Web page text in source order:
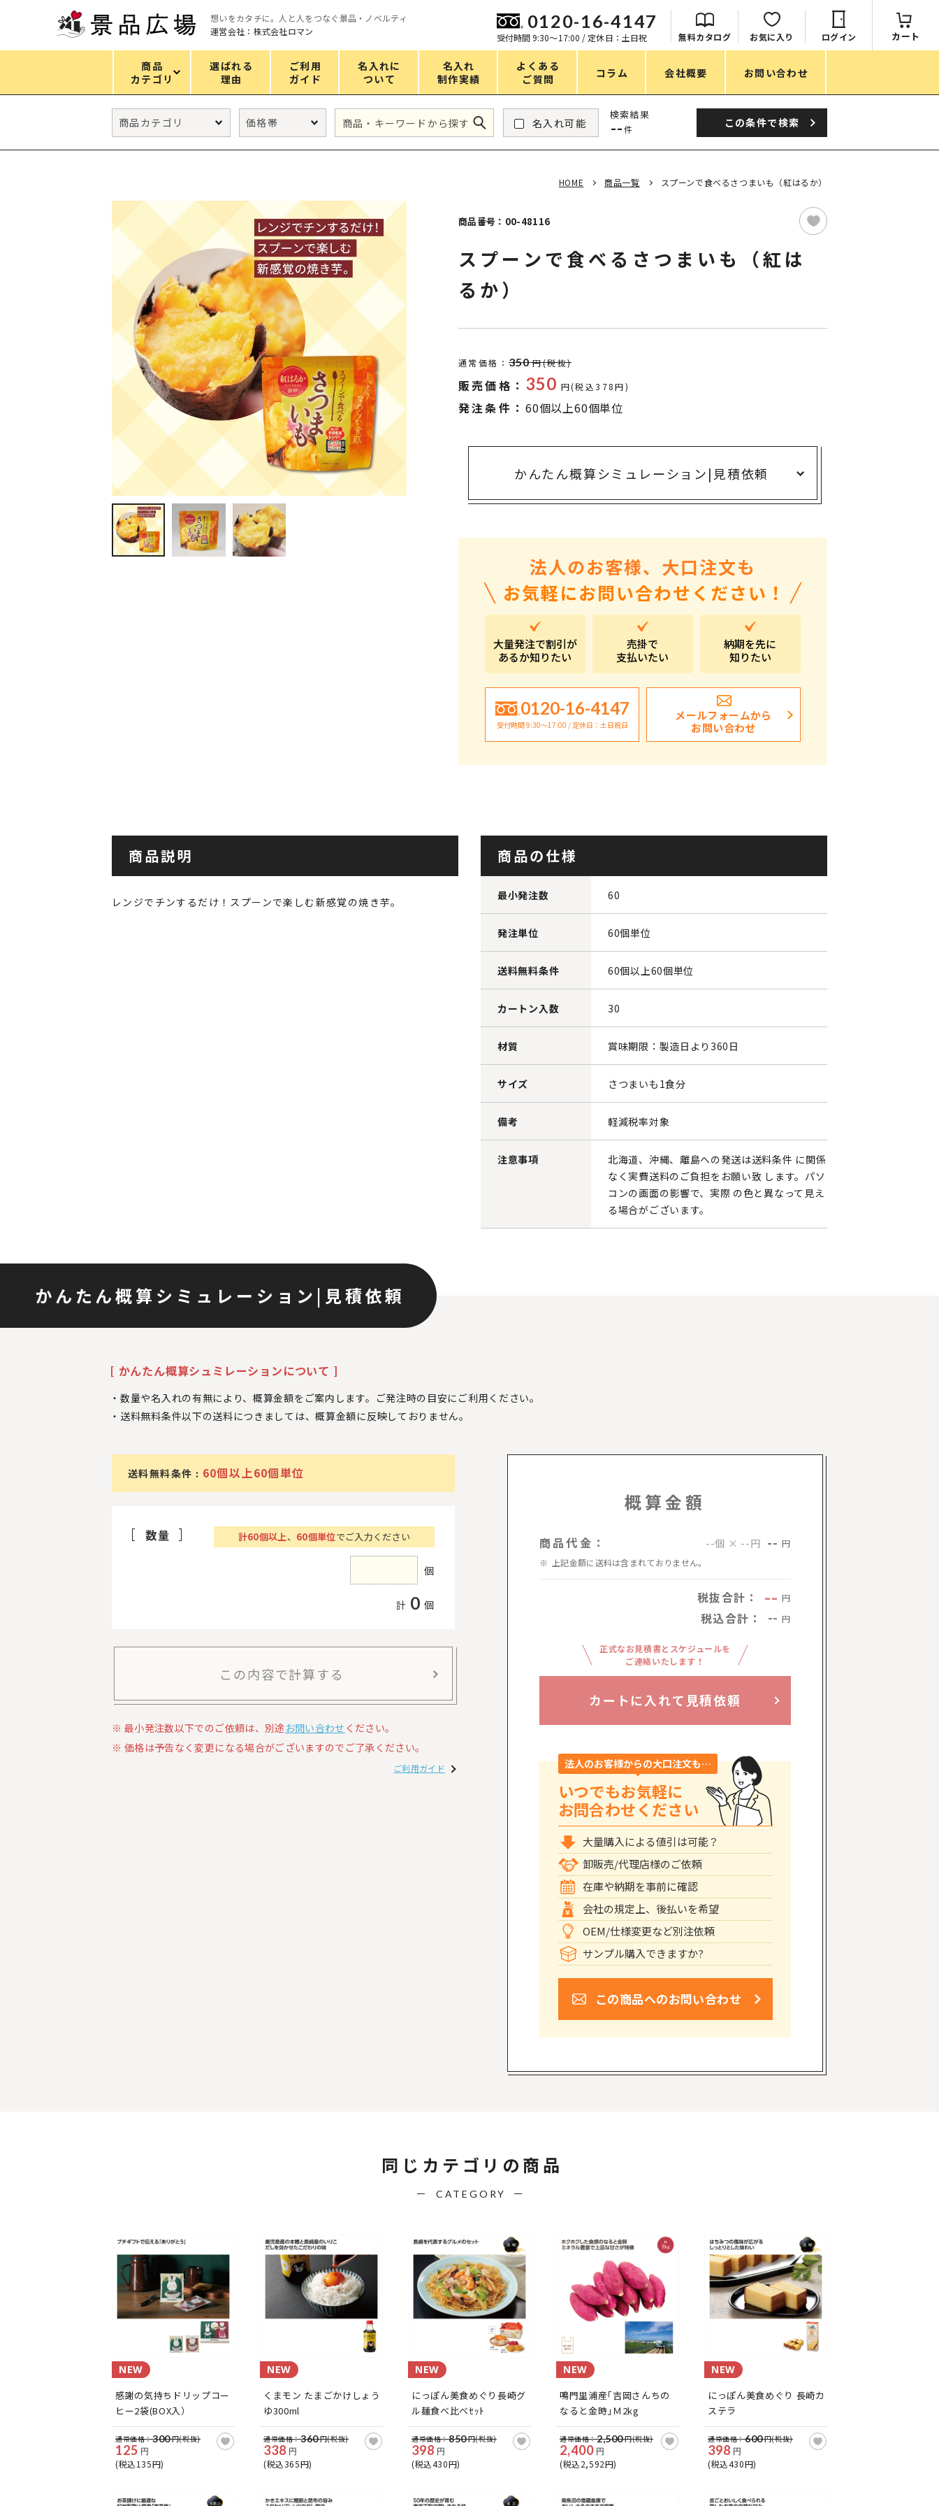
想いをカタチに。人と人をつなぐ景品・ノベルティ
運営会社：株式会社ロマン
0120-16-4147
受付時間 9:30〜17:00 / 定休日：土日祝 無料カタログ お気に入り ログイン カート
商品
カテゴリ
選ばれる
理由
ご利用
ガイド
名入れに
ついて
名入れ
制作実績
よくある
ご質問
コラム 会社概要 お問い合わせ
カテゴリ
ギフトセット バスグッズ
フェイス&ボディケア スマホ・PCグッズ
防災・防犯グッズ コスメグッズ
ファッション雑貨 食品・スイーツ
ティッシュ・ロール タオル・ハンカチ
ペン・筆記用具 傘・レイングッズ
ステーショナリー UVケア
生活雑貨・便利グッズ バッグ&ポーチ
衛生用品特集 キャラクター雑貨
ALL すべてのカテゴリ
価格
151～200円
251～300円
301～400円
1,000～2,000円
2,000～3,000円
5,000円～
目的・シーン
展示会・イベント特集
安全大会ノベルティ・記念品特集
入学・卒業記念品
自治体・公共団体向け
ポストイン
ばらまき、ショップイベント向け粗品・ノベ
ルティ
名入れ可能
検索結果
-- 件 この条件で検索
HOME 商品一覧 スプーンで食べるさつまいも（紅はるか）
商品番号：00-48116
スプーンで食べるさつまいも（紅は
るか）
通常価格： 350 円(税抜)
販売価格： 350 円(税込378円)
発注条件： 60個以上60個単位
かんたん概算シミュレーション| 見積依頼
法人のお客様、大口注文も
お気軽にお問い合わせください！
大量発注で割引が
あるか知りたい
売掛で
支払いたい
納期を先に
知りたい
0120-16-4147
受付時間 9:30〜17:00 / 定休日：土日祝日
メールフォームから
お問い合わせ
商品説明
レンジでチンするだけ！スプーンで楽しむ新感覚の焼き芋。
商品の仕様
最小発注数 60
発注単位 60個単位
送料無料条件 60個以上60個単位
カートン入数 30
材質 賞味期限：製造日より360日
サイズ さつまいも1食分
備考 軽減税率対象
注意事項
北海道、沖縄、離島への発送は送料条件 に関係
なく実費送料のご負担をお願い致 します。パソ
コンの画面の影響で、実際 の色と異なって見え
る場合がございます。
かんたん概算シミュレーション | 見積依頼
[ かんたん概算シュミレーションについて ]
数量や名入れの有無により、概算金額をご案内します。ご発注時の目安にご利用ください。
送料無料条件以下の送料につきましては、概算金額に反映しておりません。
送料無料条件 : 60個以上60個単位
数量 計60個以上、 60個単位でご入力ください
個
計 0 個
この内容で計算する
最小発注数以下でのご依頼は、別途 お問い合わせ ください。
価格は予告なく変更になる場合がございますのでご了承ください。
ご利用ガイド
概算金額
商品代金： --個 × --円 -- 円
上記金額に送料は含まれておりません。
税抜合計： -- 円
税込合計： -- 円
正式なお見積書とスケジュールを
ご連絡いたします！
カートに入れて見積依頼
法人のお客様からの大口注文も…
いつでもお気軽に
お問合わせください
大量購入による値引は可能？
卸販売/代理店様のご依頼
在庫や納期を事前に確認
会社の規定上、後払いを希望
OEM/仕様変更など別注依頼
サンプル購入できますか?
この商品へのお問い合わせ
同じカテゴリの商品
CATEGORY
NEW
感謝の気持ちドリップコー
ヒー2袋(BOX入）
通常価格：300円(税抜)
125 円
(税込135円)
NEW
くまモン たまごかけしょう
ゆ300ml
通常価格：360円(税抜)
338 円
(税込365円)
NEW
にっぽん美食めぐり長崎グ
ル麺食べ比べｾｯﾄ
通常価格：850円(税抜)
398 円
(税込430円)
NEW
鳴門里浦産｢吉岡さんちの
なると金時｣Ｍ2kg
通常価格：2,500円(税抜)
2,400 円
(税込2,592円)
NEW
にっぽん美食めぐり 長崎カ
ステラ
通常価格：600円(税抜)
398 円
(税込430円)